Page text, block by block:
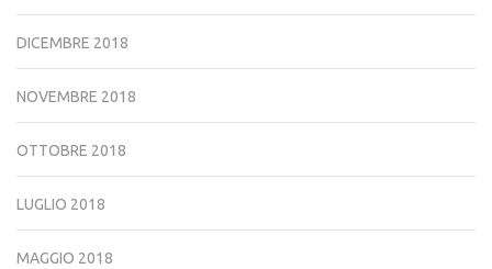
DICEMBRE 2018
NOVEMBRE 2018
OTTOBRE 2018
LUGLIO 2018
MAGGIO 2018